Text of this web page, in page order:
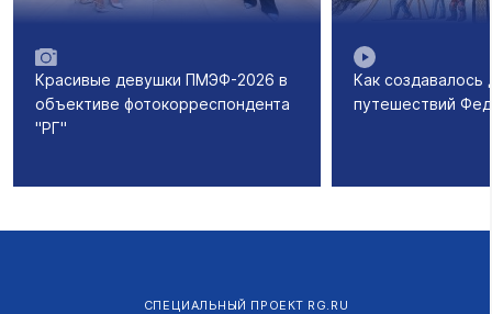
Красивые девушки ПМЭФ-2026 в
объективе фотокорреспондента
"РГ"
Как создавалось
путешествий
СПЕЦИАЛЬНЫЙ ПРОЕКТ RG.RU